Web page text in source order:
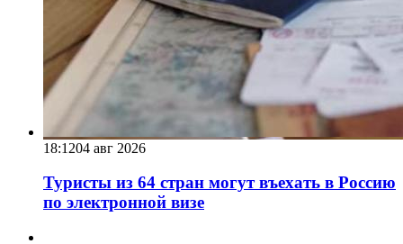
18:1204 авг 2026
Туристы из 64 стран могут въехать в Россию
по электронной визе